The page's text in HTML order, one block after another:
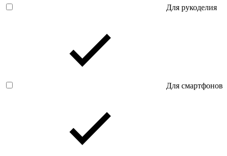
Для рукоделия
Для смартфонов